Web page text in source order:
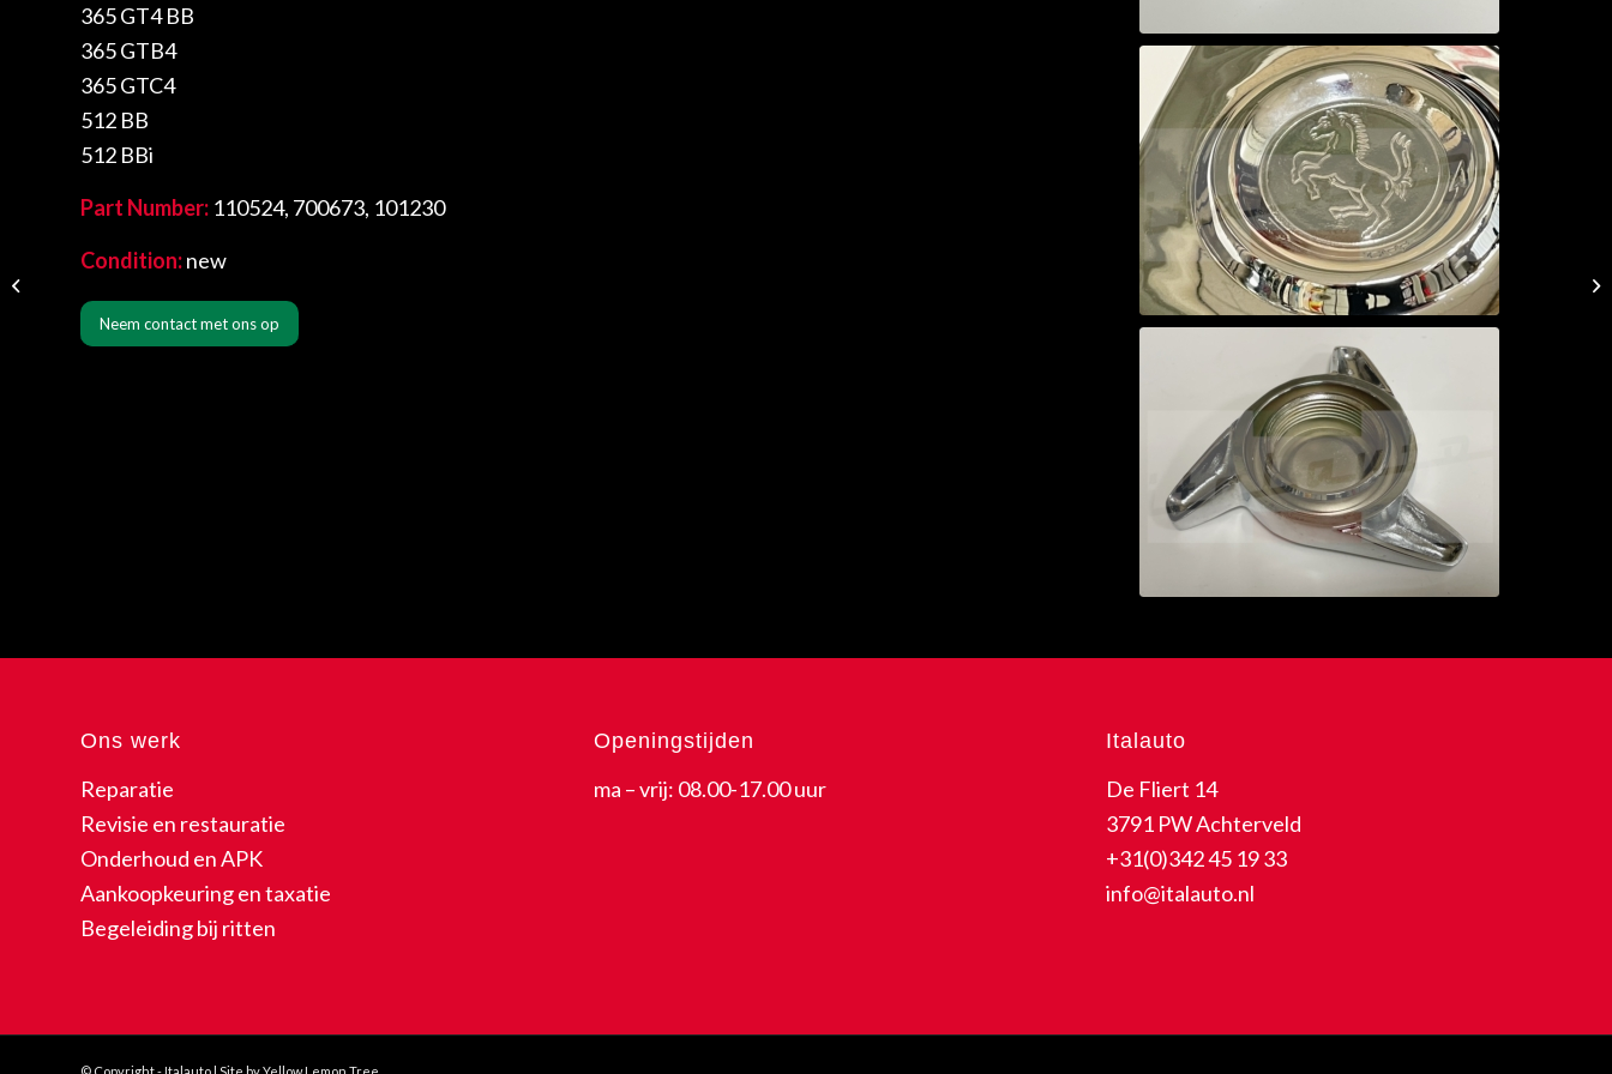
365 GT4 BB
365 GTB4
365 GTC4
512 BB
512 BBi
Part Number: 110524, 700673, 101230
Condition:new
Neem contact met ons op
Ons werk
Reparatie
Revisie en restauratie
Onderhoud en APK
Aankoopkeuring en taxatie
Begeleiding bij ritten
Openingstijden
ma – vrij: 08.00-17.00 uur
Italauto
De Fliert 14
3791 PW Achterveld
+31(0)342 45 19 33
info@italauto.nl
© Copyright - Italauto | Site by Yellow Lemon Tree